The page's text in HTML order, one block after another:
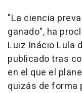
"La ciencia
ganado", ha
Luiz Inácio Lula
publicado tras
en el que el
quizás de forma